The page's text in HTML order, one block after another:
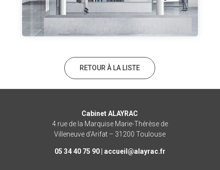
RETOUR À LA LISTE
Cabinet ALAYRAC
4 rue de la Marquise Marie-Thérèse de
Villeneuve d’Arifat – 31200 Toulouse
05 34 40 75 90 | rf.caryala@lieucca